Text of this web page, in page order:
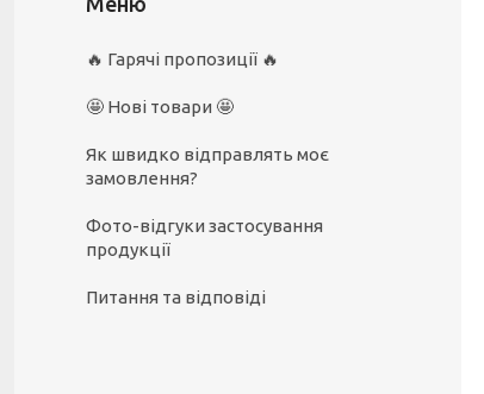
🔥 Гарячі пропозиції 🔥
🤩 Нові товари 🤩
Як швидко відправлять моє
замовлення?
Фото-відгуки застосування
продукції
Питання та відповіді